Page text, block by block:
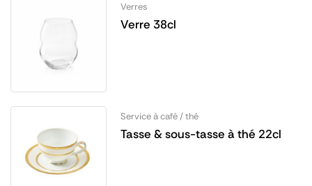
Verres
Verre 38cl
Service à café / thé
Tasse & sous-tasse à thé 22cl